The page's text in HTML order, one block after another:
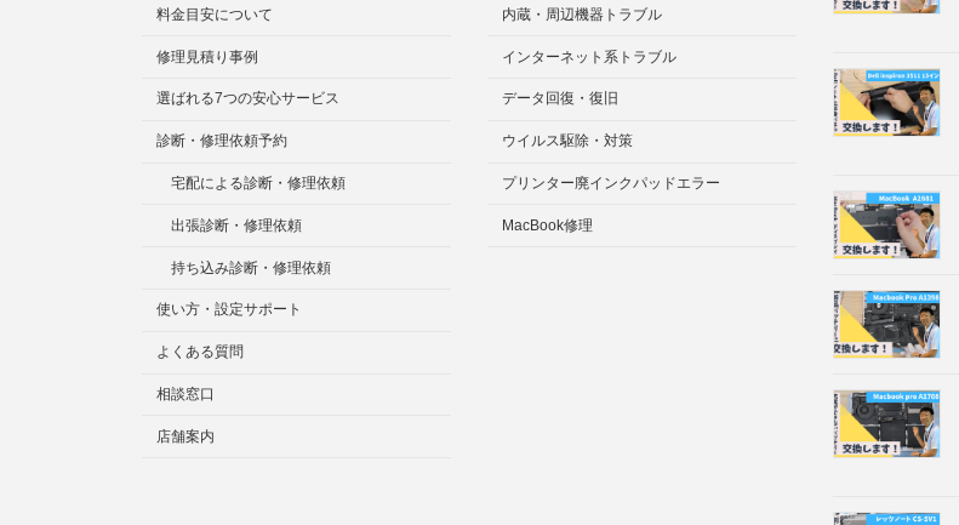
料金目安について
修理見積り事例
選ばれる7つの安心サービス
診断・修理依頼予約
宅配による診断・修理依頼
出張診断・修理依頼
持ち込み診断・修理依頼
使い方・設定サポート
よくある質問
相談窓口
店舗案内
内蔵・周辺機器トラブル
インターネット系トラブル
データ回復・復旧
ウイルス駆除・対策
プリンター廃インクパッドエラー
MacBook修理